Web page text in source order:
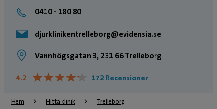
0410 - 180 80
djurklinikentrelleborg@evidensia.se
Vannhögsgatan 3, 231 66 Trelleborg
4.2 ★★★★★
★★★★★ 172 Recensioner
Hem Hitta klinik Trelleborg